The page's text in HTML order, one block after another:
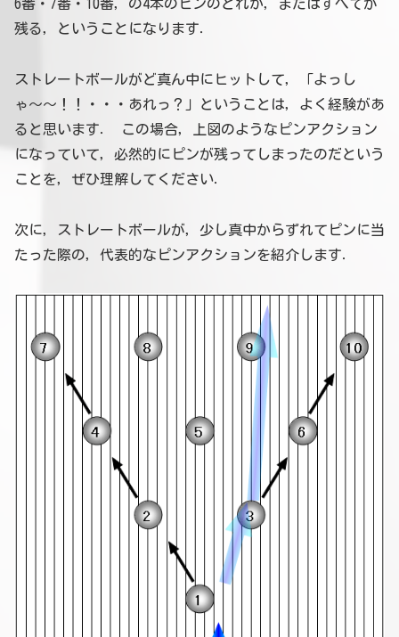
6番・7番・10番，の4本のピンのどれか，またはすべてが
残る，ということになります．
ストレートボールがど真ん中にヒットして，「よっし
ゃ〜〜！！・・・あれっ？」ということは，よく経験があ
ると思います． この場合，上図のようなピンアクション
になっていて，必然的にピンが残ってしまったのだという
ことを，ぜひ理解してください．
次に，ストレートボールが，少し真中からずれてピンに当
たった際の，代表的なピンアクションを紹介します．